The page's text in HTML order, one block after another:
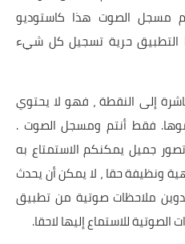
مسجل الصوت هذا كاستوديو
التطبيق حرية تسجيل كل شيء
إلى النقطة ، فهو لا يحتوي
فقط أنتم ومسجل الصوت .
جميل يمكنكم الاستمتاع به
ونظيفة حقا ، لا يمكن أن يحدث
ملاحظات صوتية من تطبيق
الصوتية للاستماع إليها لاحقا.